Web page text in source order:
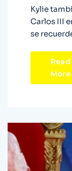
Kylie
Carlos III
se
Read
More